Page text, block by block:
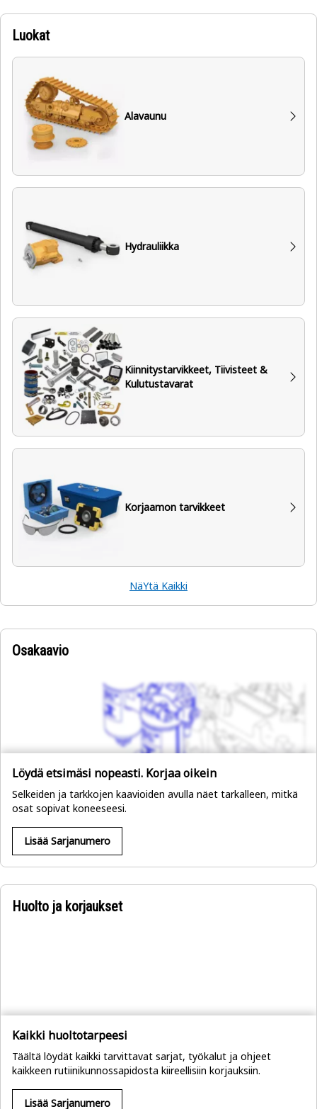
Luokat
Alavaunu
Hydrauliikka
Kiinnitystarvikkeet, Tiivisteet &
Kulutustavarat
Korjaamon tarvikkeet
NäYtä Kaikki
Osakaavio
Löydä etsimäsi nopeasti. Korjaa oikein
Selkeiden ja tarkkojen kaavioiden avulla näet tarkalleen, mitkä
osat sopivat koneeseesi.
Lisää Sarjanumero
Huolto ja korjaukset
Kaikki huoltotarpeesi
Täältä löydät kaikki tarvittavat sarjat, työkalut ja ohjeet
kaikkeen rutiinikunnossapidosta kiireellisiin korjauksiin.
Lisää Sarjanumero